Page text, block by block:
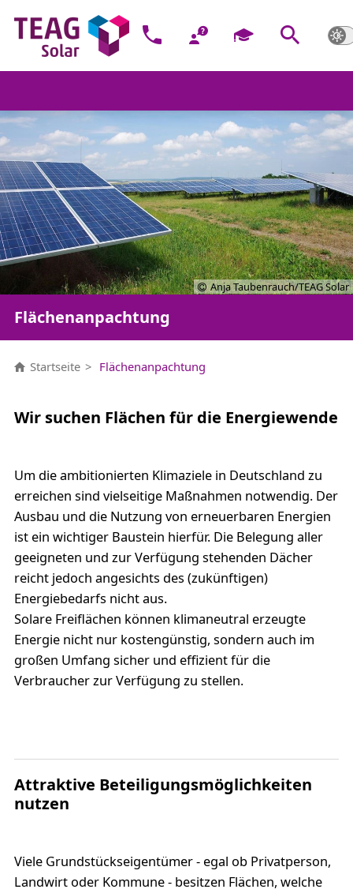
Anja Taubenrauch/TEAG Solar
Flächenanpachtung
Startseite Flächenanpachtung
Wir suchen Flächen für die Energiewende
Um die ambitionierten Klimaziele in Deutschland zu
erreichen sind vielseitige Maßnahmen notwendig. Der
Ausbau und die Nutzung von erneuerbaren Energien
ist ein wichtiger Baustein hierfür. Die Belegung aller
geeigneten und zur Verfügung stehenden Dächer
reicht jedoch angesichts des (zukünftigen)
Energiebedarfs nicht aus.
Solare Freiflächen können klimaneutral erzeugte
Energie nicht nur kostengünstig, sondern auch im
großen Umfang sicher und effizient für die
Verbraucher zur Verfügung zu stellen.
Attraktive Beteiligungsmöglichkeiten
nutzen
Viele Grundstückseigentümer - egal ob Privatperson,
Landwirt oder Kommune - besitzen Flächen, welche